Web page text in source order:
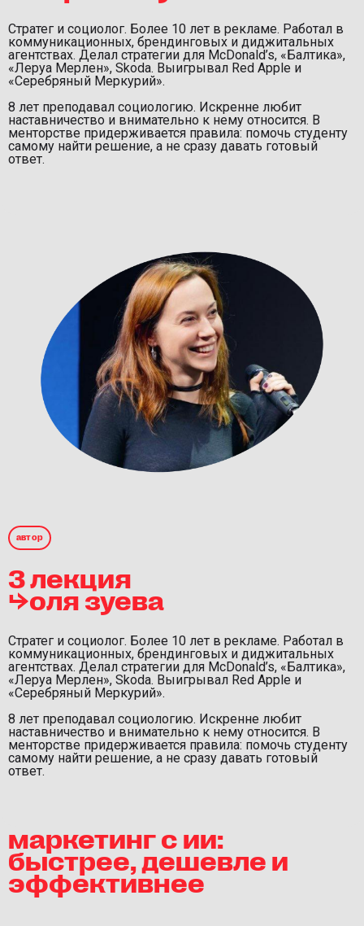
Стратег и социолог. Более 10 лет в рекламе. Работал в
коммуникационных, брендинговых и диджитальных
агентствах. Делал стратегии для McDonald’s, «Балтика»,
«Леруа Мерлен», Skoda. Выигрывал Red Apple и
«Серебряный Меркурий».
8 лет преподавал социологию. Искренне любит
наставничество и внимательно к нему относится. В
менторстве придерживается правила: помочь студенту
самому найти решение, а не сразу давать готовый
ответ.
автор
3 лекция
⮡оля зуева
Стратег и социолог. Более 10 лет в рекламе. Работал в
коммуникационных, брендинговых и диджитальных
агентствах. Делал стратегии для McDonald’s, «Балтика»,
«Леруа Мерлен», Skoda. Выигрывал Red Apple и
«Серебряный Меркурий».
8 лет преподавал социологию. Искренне любит
наставничество и внимательно к нему относится. В
менторстве придерживается правила: помочь студенту
самому найти решение, а не сразу давать готовый
ответ.
маркетинг с ии:
быстрее, дешевле и
эффективнее